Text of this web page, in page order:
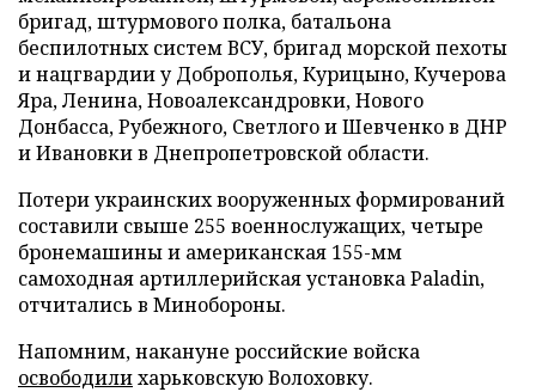
бригад, штурмового полка, батальона
беспилотных систем ВСУ, бригад морской пехоты
и нацгвардии у Доброполья, Курицыно, Кучерова
Яра, Ленина, Новоалександровки, Нового
Донбасса, Рубежного, Светлого и Шевченко в ДНР
и Ивановки в Днепропетровской области.
Потери украинских вооруженных формирований
составили свыше 255 военнослужащих, четыре
бронемашины и американская 155-мм
самоходная артиллерийская установка Paladin,
отчитались в Минобороны.
Напомним, накануне российские войска
освободилихарьковскую Волоховку.